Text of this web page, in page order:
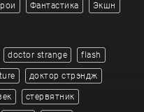
Фантастика Экшн
doctor strange flash
доктор стрэндж
стервятник